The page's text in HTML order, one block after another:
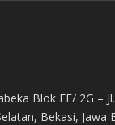
Blok EE/ 2G –
Bekasi, Jawa